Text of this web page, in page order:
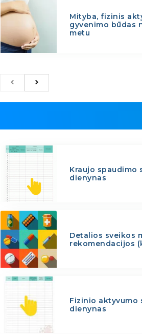
Mityba, fizinis
gyvenimo būdas
metu
Kraujo spaudimo
dienynas
Detalios sveikos
rekomendacijos
Fizinio aktyvumo
dienynas